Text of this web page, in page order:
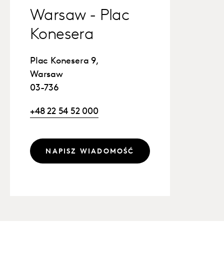
Warsaw - Plac
Konesera
Plac Konesera 9,
Warsaw
03-736
+48 22 54 52 000
NAPISZ WIADOMOŚĆ